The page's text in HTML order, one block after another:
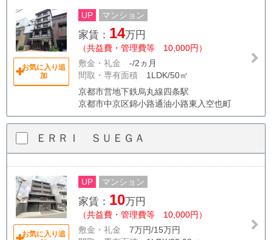
お気に入り追
加
UP マンション
家賃： 14万円
（共益費・管理費等 10,000円）
敷金・礼金 -/2ヵ月
間取・専有面積 1LDK/50㎡
京都市営地下鉄烏丸線四条駅
京都市中京区錦小路通油小路東入空也町
ＥＲＲＩ ＳＵＥＧＡ
お気に入り追
UP マンション
家賃： 10万円
（共益費・管理費等 10,000円）
敷金・礼金 7万円/15万円